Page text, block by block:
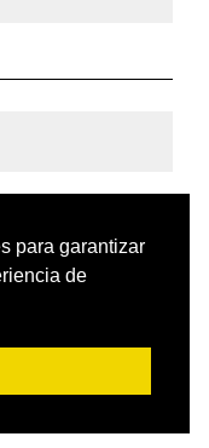
para garantizar
de